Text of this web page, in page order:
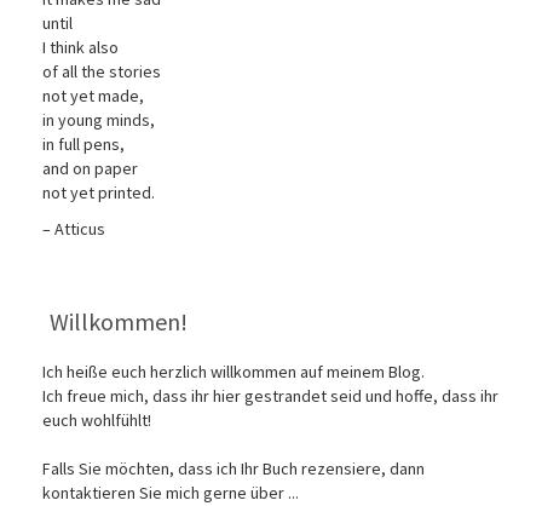
until
I think also
of all the stories
not yet made,
in young minds,
in full pens,
and on paper
not yet printed.
– Atticus
Willkommen!
Ich heiße euch herzlich willkommen auf meinem Blog.
Ich freue mich, dass ihr hier gestrandet seid und hoffe, dass ihr
euch wohlfühlt!
Falls Sie möchten, dass ich Ihr Buch rezensiere, dann
kontaktieren Sie mich gerne über ...